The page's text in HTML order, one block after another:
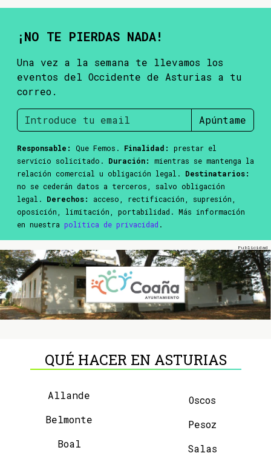
¡NO TE PIERDAS NADA!
Una vez a la semana te llevamos los
eventos del Occidente de Asturias a tu
correo.
Apúntame
Responsable: Que Femos. Finalidad:
prestar el
servicio solicitado. Duración:
mientras se mantenga la
relación comercial u obligación legal. Destinatarios:
no se cederán datos a terceros, salvo obligación
legal. Derechos:
acceso, rectificación, supresión,
oposición, limitación, portabilidad. Más información
en nuestra política de privacidad .
QUÉ HACER EN ASTURIAS
Allande
Belmonte
Boal
Oscos
Pesoz
Salas